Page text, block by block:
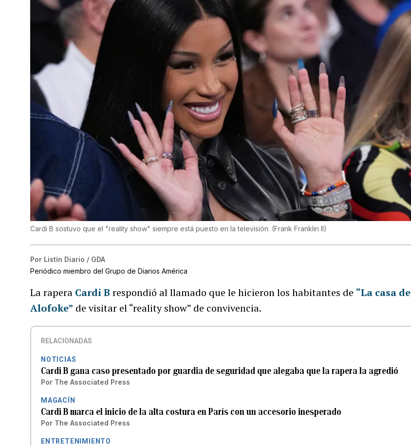
Cardi B sostuvo que el "reality show" siempre está puesto en la televisión. (Frank Franklin II)
Por Listín Diario / GDA
Periódico miembro del Grupo de Diarios América
La rapera Cardi Brespondió al llamado que le hicieron los habitantes de “La casa de
Alofoke” de visitar el “reality show” de convivencia.
RELACIONADAS
NOTICIAS
Cardi B gana caso presentado por guardia de seguridad que alegaba que la rapera la agredió
Por The Associated Press
MAGACÍN
Cardi B marca el inicio de la alta costura en París con un accesorio inesperado
Por The Associated Press
ENTRETENIMIENTO